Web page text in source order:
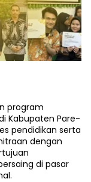
program
Kabupaten Pare-
pendidikan serta
dengan
di pasar